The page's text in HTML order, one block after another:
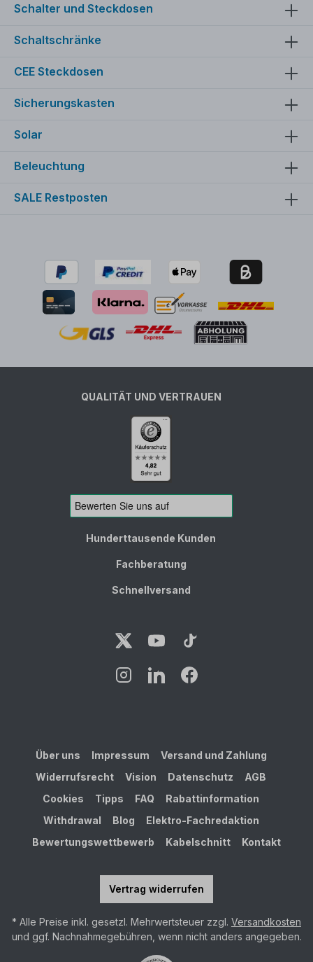
Schalter und Steckdosen
Schaltschränke
CEE Steckdosen
Sicherungskasten
Solar
Beleuchtung
SALE Restposten
QUALITÄT UND VERTRAUEN
Hunderttausende Kunden
Fachberatung
Schnellversand
Über uns Impressum
Versand und Zahlung
Widerrufsrecht
Vision Datenschutz
AGB
Cookies
Tipps FAQ
Rabattinformation
Withdrawal
Blog
Elektro-Fachredaktion
Bewertungswettbewerb
Kabelschnitt Kontakt
Vertrag widerrufen
* Alle Preise inkl. gesetzl. Mehrwertsteuer zzgl. Versandkosten
und ggf. Nachnahmegebühren, wenn nicht anders angegeben.